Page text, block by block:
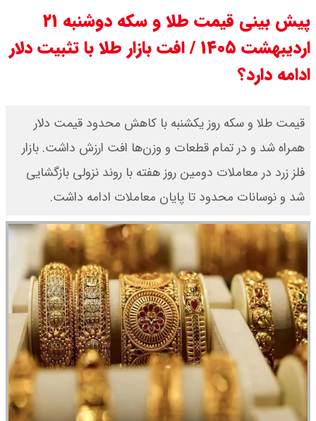
پیش بینی قیمت طلا و سکه دوشنبه ۲۱
اردیبهشت ۱۴۰۵ / افت بازار طلا با تثبیت دلار
ادامه دارد؟
قیمت طلا و سکه روز یکشنبه با کاهش محدود قیمت دلار
همراه شد و در تمام قطعات و وزن‌ها افت ارزش داشت. بازار
فلز زرد در معاملات دومین روز هفته با روند نزولی بازگشایی
شد و نوسانات محدود تا پایان معاملات ادامه داشت.